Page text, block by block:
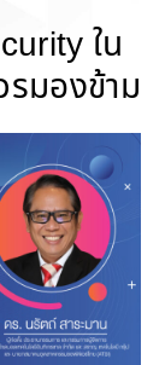
ใน
รมองข้าม